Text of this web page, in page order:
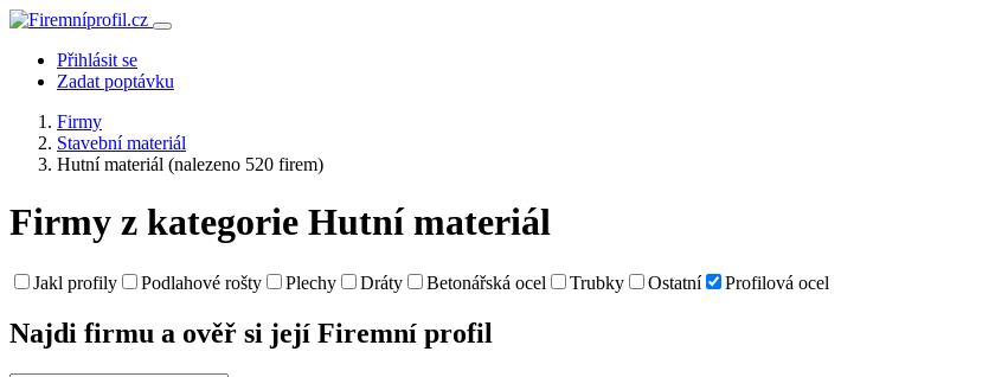
Přihlásit se
Zadat poptávku
Firmy
Stavební materiál
Hutní materiál (nalezeno 520 firem)
Firmy z kategorie Hutní materiál
Jakl profily Podlahové rošty Plechy Dráty Betonářská ocel Trubky Ostatní Profilová ocel
Najdi firmu a ověř si její Firemní profil